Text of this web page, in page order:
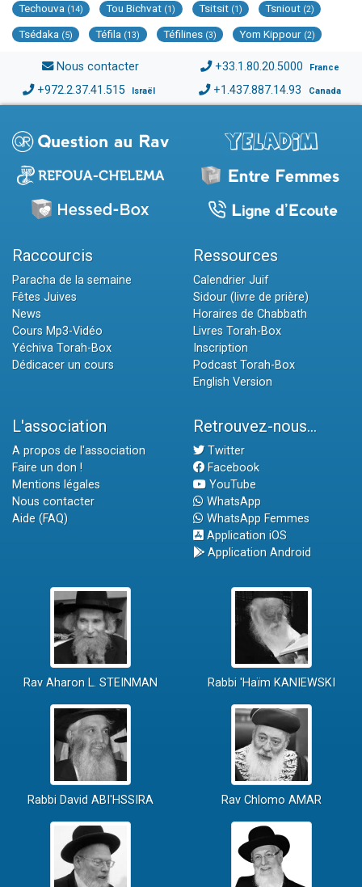
Techouva (14) Tou Bichvat (1) Tsitsit (1) Tsniout (2)
Tsédaka (5) Téfila (13) Téfilines (3) Yom Kippour (2)
Nous contacter +33.1.80.20.5000 France
+972.2.37.41.515 Israël +1.437.887.14.93 Canada
Raccourcis
Paracha de la semaine
Fêtes Juives
News
Cours Mp3-Vidéo
Yéchiva Torah-Box
Dédicacer un cours
Ressources
Calendrier Juif
Sidour (livre de prière)
Horaires de Chabbath
Livres Torah-Box
Inscription
Podcast Torah-Box
English Version
L'association
A propos de l'association
Faire un don !
Mentions légales
Nous contacter
Aide (FAQ)
Retrouvez-nous...
Twitter
Facebook
YouTube
WhatsApp
WhatsApp Femmes
Application iOS
Application Android
Rav Aharon L. STEINMAN Rabbi 'Haïm KANIEWSKI
Rabbi David ABI'HSSIRA Rav Chlomo AMAR